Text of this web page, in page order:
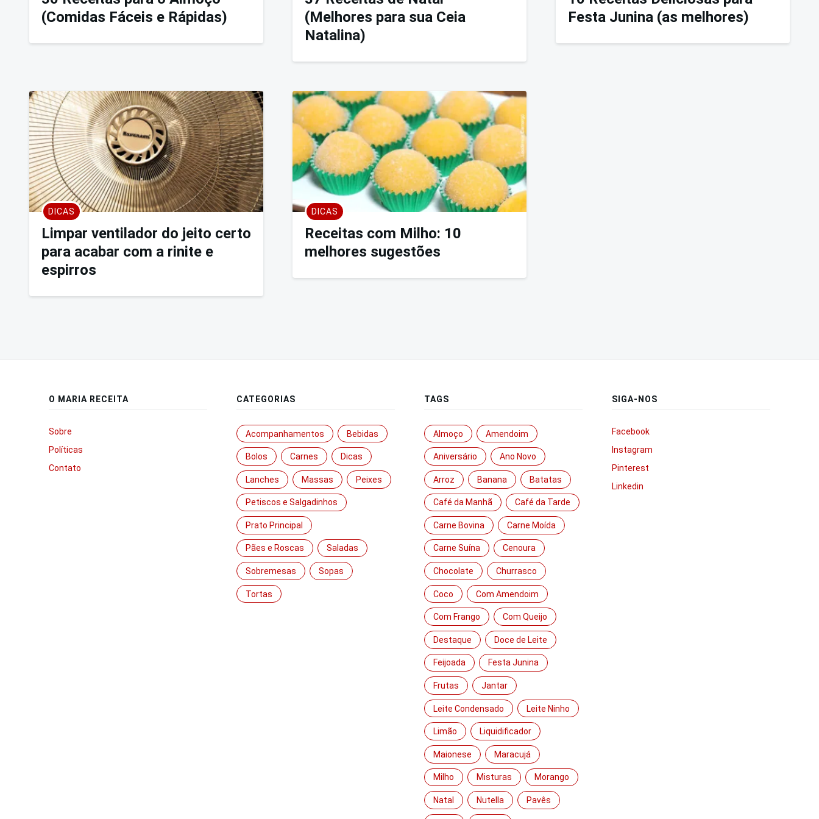
(Comidas Fáceis e Rápidas)
(Melhores para sua Ceia
Natalina)
Festa Junina (as melhores)
DICAS
Limpar ventilador do jeito certo
para acabar com a rinite e
espirros
DICAS
Receitas com Milho: 10
melhores sugestões
O MARIA RECEITA
Sobre
Políticas
Contato
CATEGORIAS
Acompanhamentos Bebidas
Bolos Carnes Dicas
Lanches Massas Peixes
Petiscos e Salgadinhos
Prato Principal
Pães e Roscas Saladas
Sobremesas Sopas
Tortas
TAGS
Almoço Amendoim
Aniversário Ano Novo
Arroz Banana Batatas
Café da Manhã Café da Tarde
Carne Bovina Carne Moída
Carne Suína Cenoura
Chocolate Churrasco
Coco Com Amendoim
Com Frango Com Queijo
Destaque Doce de Leite
Feijoada Festa Junina
Frutas Jantar
Leite Condensado Leite Ninho
Limão Liquidificador
Maionese Maracujá
Milho Misturas Morango
Natal Nutella Pavês
SIGA-NOS
Facebook
Instagram
Pinterest
Linkedin